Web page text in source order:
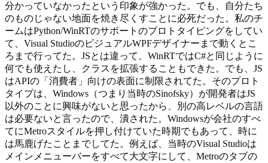
分かっていなかったという印象が強かった。でも、自分たち
のものじゃない地面を焼き尽くすことに必死だった。私のチ
ームはPython/WinRTのサポートのプロトタイピングをしてい
て、Visual StudioのビジュアルWPFデザイナーまで動くとこ
ろまで行ってた。JSとは違って、WinRTではC#と同じように
何でも使えたし、クラスを拡張することもできた。でも、JS
はAPIの「消費者」向けの表面に制限されてた。そのプロト
タイプは、Windows（つまり当時のSinofsky）が開発者はJS
以外のことに興味がないと思ったから、別の高レベルの言語
は必要ないと言ったので、潰された。Windowsが会社のすべ
てにMetroスタイルを押し付けていた時期でもあって、時に
は馬鹿げたことまでしてた。例えば、当時のVisual Studioは
メインメニューバーをすべて大文字にして、Metroのタブの